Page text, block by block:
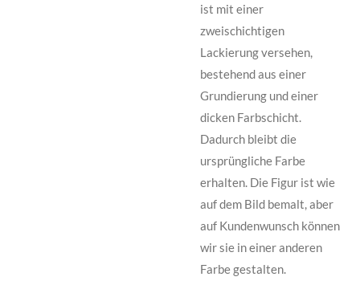
ist mit einer
zweischichtigen
Lackierung versehen,
bestehend aus einer
Grundierung und einer
dicken Farbschicht.
Dadurch bleibt die
ursprüngliche Farbe
erhalten. Die Figur ist wie
auf dem Bild bemalt, aber
auf Kundenwunsch können
wir sie in einer anderen
Farbe gestalten.